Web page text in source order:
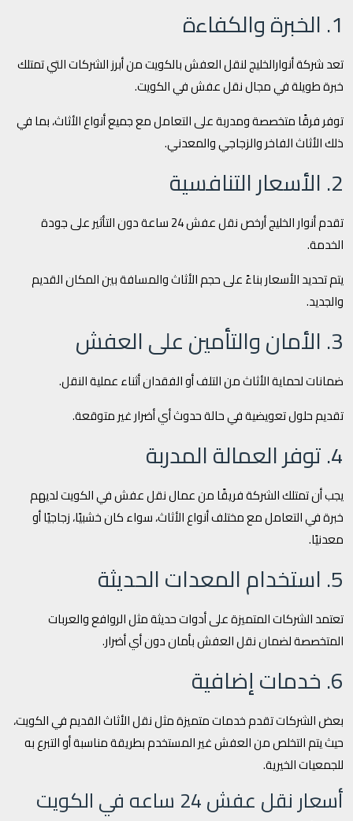
1. الخبرة والكفاءة
تعد شركة أنوارالخليج لنقل العفش بالكويت من أبرز الشركات التي تمتلك
خبرة طويلة في مجال نقل عفش في الكويت.
توفر فرقًا متخصصة ومدربة على التعامل مع جميع أنواع الأثاث، بما في
ذلك الأثاث الفاخر والزجاجي والمعدني.
2. الأسعار التنافسية
تقدم أنوار الخليج أرخص نقل عفش 24 ساعة دون التأثير على جودة
الخدمة.
يتم تحديد الأسعار بناءً على حجم الأثاث والمسافة بين المكان القديم
والجديد.
3. الأمان والتأمين على العفش
ضمانات لحماية الأثاث من التلف أو الفقدان أثناء عملية النقل.
تقديم حلول تعويضية في حالة حدوث أي أضرار غير متوقعة.
4. توفر العمالة المدربة
يجب أن تمتلك الشركة فريقًا من عمال نقل عفش في الكويت لديهم
خبرة في التعامل مع مختلف أنواع الأثاث، سواء كان خشبيًا، زجاجيًا أو
معدنيًا.
5. استخدام المعدات الحديثة
تعتمد الشركات المتميزة على أدوات حديثة مثل الروافع والعربات
المتخصصة لضمان نقل العفش بأمان دون أي أضرار.
6. خدمات إضافية
بعض الشركات تقدم خدمات متميزة مثل نقل الأثاث القديم في الكويت،
حيث يتم التخلص من العفش غير المستخدم بطريقة مناسبة أو التبرع به
للجمعيات الخيرية.
أسعار نقل عفش 24 ساعه في الكويت